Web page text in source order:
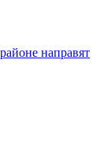
направят